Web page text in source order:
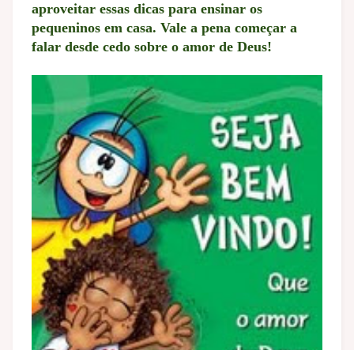
aproveitar essas dicas para ensinar os
pequeninos em casa. Vale a pena começar a
falar desde cedo sobre o amor de Deus!